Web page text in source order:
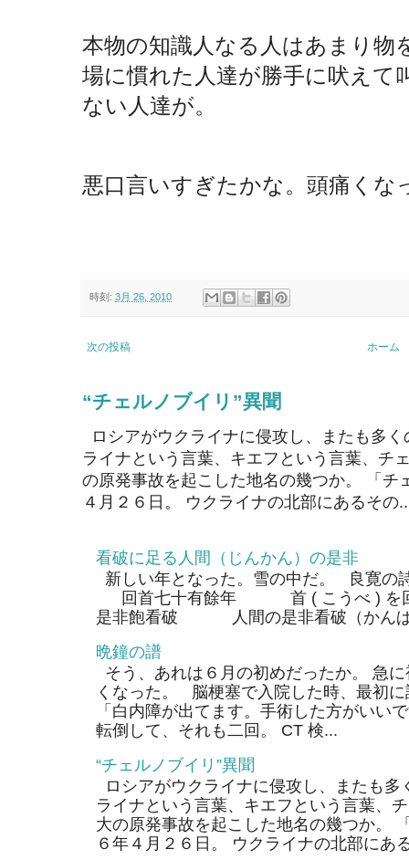
本物の知識人なる人はあまり物
場に慣れた人達が勝手に吠えて
ない人達が。
悪口言いすぎたかな。頭痛くな
時刻: 3月 26, 2010
次の投稿 ホーム
“チェルノブイリ”異聞
ロシアがウクライナに侵攻し、またも多
ライナという言葉、キエフという言葉、チ
の原発事故を起こした地名の幾つか。 「チ
４月２６日。 ウクライナの北部にあるその
看破に足る人間（じんかん）の是非
新しい年となった。雪の中だ。 良寛の
回首七十有餘年 首 ( こうべ ) を回
是非飽看破 人間の是非看破（かん
晩鐘の譜
そう、あれは６月の初めだったか。 急
くなった。 脳梗塞で入院した時、最初
「白内障が出てます。手術した方がい
転倒して、それも二回。 CT 検...
“チェルノブイリ”異聞
ロシアがウクライナに侵攻し、またも
ライナという言葉、キエフという言葉、
大の原発事故を起こした地名の幾つか。
６年４月２６日。 ウクライナの北部にあ